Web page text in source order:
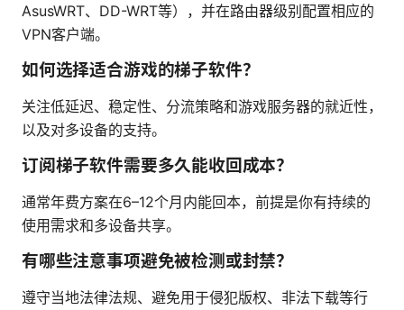
AsusWRT、DD-WRT等），并在路由器级别配置相应的
VPN客户端。
如何选择适合游戏的梯子软件？
关注低延迟、稳定性、分流策略和游戏服务器的就近性，
以及对多设备的支持。
订阅梯子软件需要多久能收回成本？
通常年费方案在6–12个月内能回本，前提是你有持续的
使用需求和多设备共享。
有哪些注意事项避免被检测或封禁？
遵守当地法律法规、避免用于侵犯版权、非法下载等行